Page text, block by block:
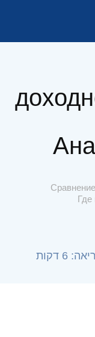
Где
6 דקות